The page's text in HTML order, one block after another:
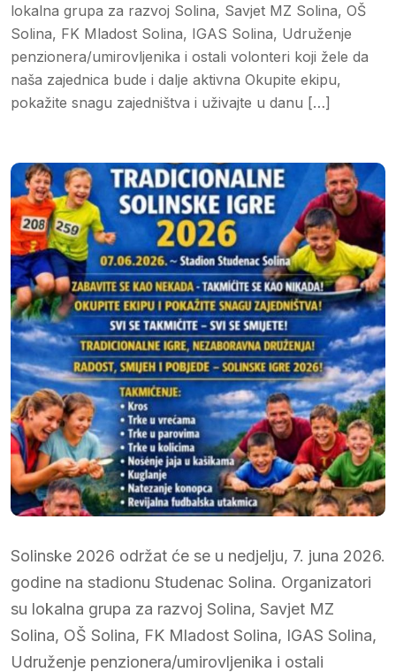
lokalna grupa za razvoj Solina, Savjet MZ Solina, OŠ
Solina, FK Mladost Solina, IGAS Solina, Udruženje
penzionera/umirovljenika i ostali volonteri koji žele da
naša zajednica bude i dalje aktivna Okupite ekipu,
pokažite snagu zajedništva i uživajte u danu […]
Solinske 2026 održat će se u nedjelju, 7. juna 2026.
godine na stadionu Studenac Solina. Organizatori
su lokalna grupa za razvoj Solina, Savjet MZ
Solina, OŠ Solina, FK Mladost Solina, IGAS Solina,
Udruženje penzionera/umirovljenika i ostali